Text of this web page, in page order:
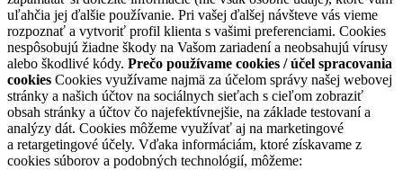
uľahčia jej ďalšie používanie. Pri vašej ďalšej návšteve vás vieme
rozpoznať a vytvoriť profil klienta s vašimi preferenciami. Cookies
nespôsobujú žiadne škody na Vašom zariadení a neobsahujú vírusy
alebo škodlivé kódy. Prečo používame cookies / účel spracovania
cookies Cookies využívame najmä za účelom správy našej webovej
stránky a našich účtov na sociálnych sieťach s cieľom zobraziť
obsah stránky a účtov čo najefektívnejšie, na základe testovaní a
analýzy dát. Cookies môžeme využívať aj na marketingové
a retargetingové účely. Vďaka informáciám, ktoré získavame z
cookies súborov a podobných technológií, môžeme: